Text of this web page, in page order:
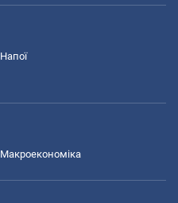
Напої
Макроекономіка